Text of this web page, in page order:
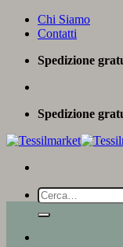
Salta
Chi Siamo
Contatti
Spedizione
Spedizione
Cerca: